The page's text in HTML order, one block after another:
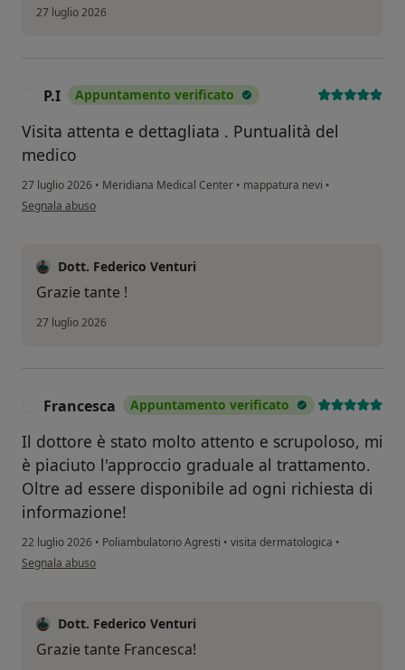
27 luglio 2026
P.I Appuntamento verificato
Visita attenta e dettagliata . Puntualità del
medico
27 luglio 2026 • Meridiana Medical Center • mappatura nevi •
secondo l'opinione dell'utente P.I
Segnala abuso
Dott. Federico Venturi
Grazie tante !
27 luglio 2026
Francesca Appuntamento verificato
Il dottore è stato molto attento e scrupoloso, mi
è piaciuto l'approccio graduale al trattamento.
Oltre ad essere disponibile ad ogni richiesta di
informazione!
22 luglio 2026 • Poliambulatorio Agresti • visita dermatologica •
secondo l'opinione dell'utente Francesca
Segnala abuso
Dott. Federico Venturi
Grazie tante Francesca!